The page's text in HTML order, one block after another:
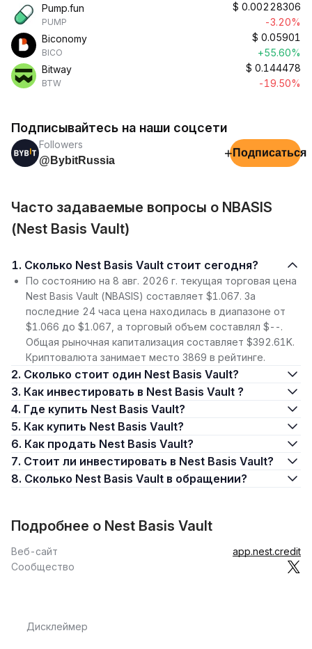
Pump.fun
PUMP
$ 0.00228306
-3.20%
Biconomy
BICO
$ 0.05901
+55.60%
Bitway
BTW
$ 0.144478
-19.50%
Подписывайтесь на наши соцсети
Followers
@BybitRussia
+ Подписаться
Часто задаваемые вопросы о NBASIS
(Nest Basis Vault)
1. Сколько Nest Basis Vault стоит сегодня?
По состоянию на 8 авг. 2026 г. текущая торговая цена
Nest Basis Vault (NBASIS) составляет $1.067. За
последние 24 часа цена находилась в диапазоне от
$1.066 до $1.067, а торговый объем составлял $--.
Общая рыночная капитализация составляет $392.61K.
Криптовалюта занимает место 3869 в рейтинге.
2. Сколько стоит один Nest Basis Vault?
3. Как инвестировать в Nest Basis Vault ?
4. Где купить Nest Basis Vault?
5. Как купить Nest Basis Vault?
6. Как продать Nest Basis Vault?
7. Стоит ли инвестировать в Nest Basis Vault?
8. Сколько Nest Basis Vault в обращении?
Подробнее о Nest Basis Vault
Веб-сайт
app.nest.credit
Сообщество
Дисклеймер